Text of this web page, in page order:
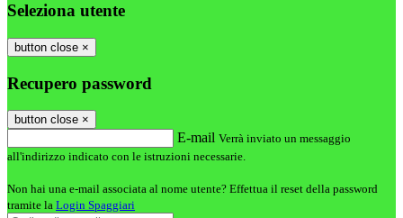
Seleziona utente
button close ×
Recupero password
button close ×
E-mail Verrà inviato un messaggio
all'indirizzo indicato con le istruzioni necessarie.
Non hai una e-mail associata al nome utente? Effettua il reset della password
tramite la Login Spaggiari